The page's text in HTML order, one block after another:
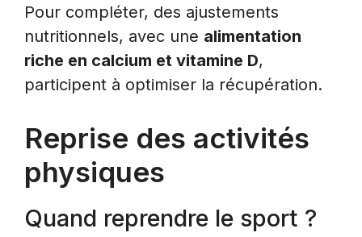
Pour compléter, des ajustements
nutritionnels, avec une alimentation
riche en calcium et vitamine D,
participent à optimiser la récupération.
Reprise des activités
physiques
Quand reprendre le sport ?